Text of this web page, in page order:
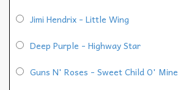
Jimi Hendrix - Little Wing
Deep Purple - Highway Star
Guns N' Roses - Sweet Child O' Mine